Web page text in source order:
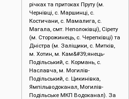
річках та притоках Пруту (м.
Чернівці, c. Маршинці, с.
Костичани, с. Мамалига, с.
Магала, смт. Неполоківці), Сірету
(м. Сторожинець, с. Черепківці) та
Дністра (м. Заліщики, с. Митків,
м. Хотин, м. Кам&#39;янець-
Подільський, с. Кормань, с.
Наславча, м. Могилів-
Подільський, с. Цикинівка,
Ямпільводоканал, Могилів-
Подільське МКП Водоканал). За